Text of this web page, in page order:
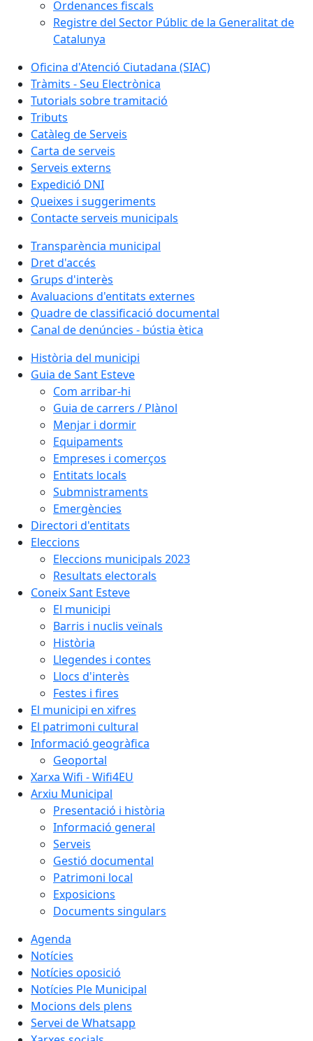
Ordenances fiscals
Registre del Sector Públic de la Generalitat de
Catalunya
Oficina d'Atenció Ciutadana (SIAC)
Tràmits - Seu Electrònica
Tutorials sobre tramitació
Tributs
Catàleg de Serveis
Carta de serveis
Serveis externs
Expedició DNI
Queixes i suggeriments
Contacte serveis municipals
Transparència municipal
Dret d'accés
Grups d'interès
Avaluacions d'entitats externes
Quadre de classificació documental
Canal de denúncies - bústia ètica
Història del municipi
Guia de Sant Esteve
Com arribar-hi
Guia de carrers / Plànol
Menjar i dormir
Equipaments
Empreses i comerços
Entitats locals
Submnistraments
Emergències
Directori d'entitats
Eleccions
Eleccions municipals 2023
Resultats electorals
Coneix Sant Esteve
El municipi
Barris i nuclis veïnals
Història
Llegendes i contes
Llocs d'interès
Festes i fires
El municipi en xifres
El patrimoni cultural
Informació geogràfica
Geoportal
Xarxa Wifi - Wifi4EU
Arxiu Municipal
Presentació i història
Informació general
Serveis
Gestió documental
Patrimoni local
Exposicions
Documents singulars
Agenda
Notícies
Notícies oposició
Notícies Ple Municipal
Mocions dels plens
Servei de Whatsapp